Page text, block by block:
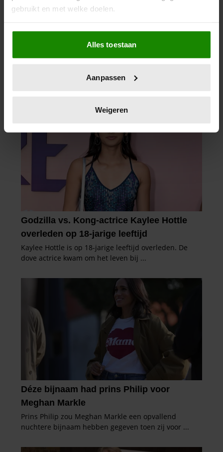
gebruikt en met welke doelen.
Als u het toestaat, willen we ook graag:
Informatie verzamelen over uw geografische
locatie, die tot een paar meter nauwkeurig kan zijn
scannen op specifieke eigenschappen (fingerprinting)
verwerkt en stel uw voorkeuren in het
intrekken in de Cookieverklaring.
We gebruiken cookies om content en advertenties te
personaliseren, om functies voor social media te bieden
en om ons websiteverkeer te analyseren. Ook delen we
informatie over uw gebruik van onze site met onze
partners voor social media, adverteren en analyse. Deze
partners kunnen deze gegevens combineren met andere
informatie die u aan ze heeft verstrekt of die ze hebben
verzameld op basis van uw gebruik van hun services. U
gaat akkoord met onze cookies als u onze website blijft
gebruiken.
Alles toestaan
Aanpassen
Weigeren
06/08/2026
NUMIDIA DROOMT GROOTS: